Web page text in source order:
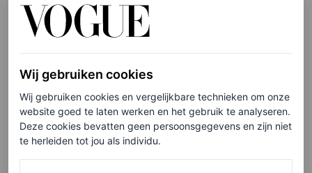
TRENDS
Dit zijn de 5 kleurentrends
die deze zomer je
garderobe gaan veroveren
EMMA SPEDDING
FASHION
Wij gebruiken cookies
Wij gebruiken cookies en vergelijkbare technieken om onze
website goed te laten werken en het gebruik te analyseren.
Deze cookies bevatten geen persoonsgegevens en zijn niet
te herleiden tot jou als individu.